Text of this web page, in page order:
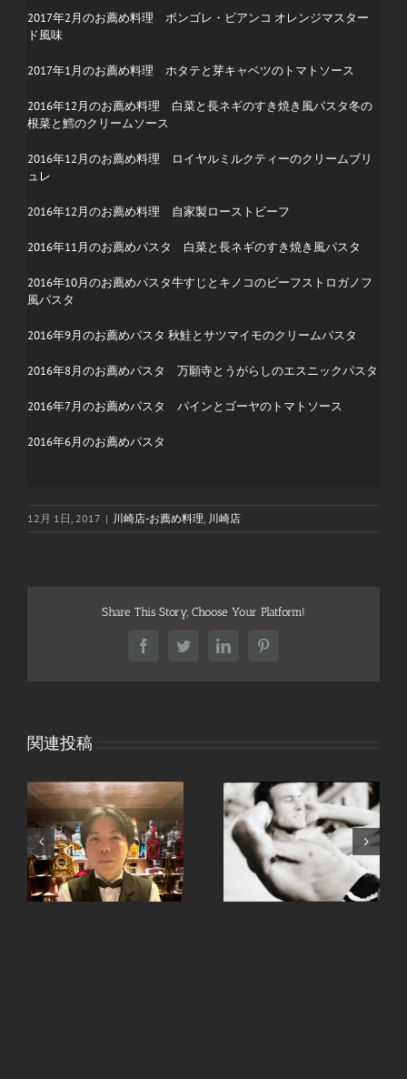
2017年2月のお薦め料理 ボンゴレ・ビアンコ オレンジマスター
ド風味
2017年1月のお薦め料理 ホタテと芽キャベツのトマトソース
2016年12月のお薦め料理 白菜と長ネギのすき焼き風パスタ冬の
根菜と鱈のクリームソース
2016年12月のお薦め料理 ロイヤルミルクティーのクリームブリ
ュレ
2016年12月のお薦め料理 自家製ローストビーフ
2016年11月のお薦めパスタ 白菜と長ネギのすき焼き風パスタ
2016年10月のお薦めパスタ牛すじとキノコのビーフストロガノフ
風パスタ
2016年9月のお薦めパスタ 秋鮭とサツマイモのクリームパスタ
2016年8月のお薦めパスタ 万願寺とうがらしのエスニックパスタ
2016年7月のお薦めパスタ パインとゴーヤのトマトソース
2016年6月のお薦めパスタ
12月 1日, 2017 | 川崎店-お薦め料理, 川崎店
Share This Story, Choose Your Platform!
FacebookTwitterLinkedInPinterest
関連投稿
継続は力なり。
手ピカジェルととうも
ろこし